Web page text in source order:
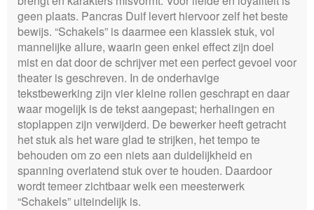
geen plaats. Pancras Duif levert hiervoor zelf het beste
bewijs. “Schakels” is daarmee een klassiek stuk, vol
mannelijke allure, waarin geen enkel effect zijn doel
mist en dat door de schrijver met een perfect gevoel voor
theater is geschreven. In de onderhavige
tekstbewerking zijn vier kleine rollen geschrapt en daar
waar mogelijk is de tekst aangepast; herhalingen en
stoplappen zijn verwijderd. De bewerker heeft getracht
het stuk als het ware glad te strijken, het tempo te
behouden om zo een niets aan duidelijkheid en
spanning overlatend stuk over te houden. Daardoor
wordt temeer zichtbaar welk een meesterwerk
“Schakels” uiteindelijk is.